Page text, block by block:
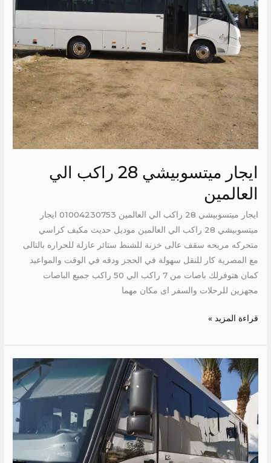
ايجار ميتسوبيشي 28 راكب الي
العالمين
ايجار ميتسوبيشي 28 راكب الي العالمين 01004230753 ايجار
ميتسوبيشي 28 راكب الي العالمين موديل حديث مكيف كراسي
متحركه مريحه سقف عالى خزنة للشنط ستائر عازلة للحراره بالتالى
مع المصرية كار للنقل سهولة في الحجز ودقه في الوقت والمواعيد
كمان هتوفرلك باصات من 7 راكب الي 50 راكب جميع الباصات
مجهزين للرحلات والسفر اى مكان مهما
قراءة المزيد »
ايجار
ميني
باص
كرسي
الي
السخنة